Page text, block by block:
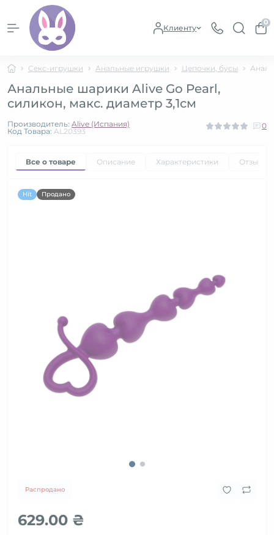
Клиенту
0
Секс-игрушки Анальные игрушки Цепочки, бусы
Анальные шарики Alive Go Pearl,
силикон, макс. диаметр 3,1см
Производитель: Alive (Испания)
Код Товара: AL20393
0
Все о товаре Описание Характеристики Отзывы
Hit Продано
Распродано
629.00 ₴